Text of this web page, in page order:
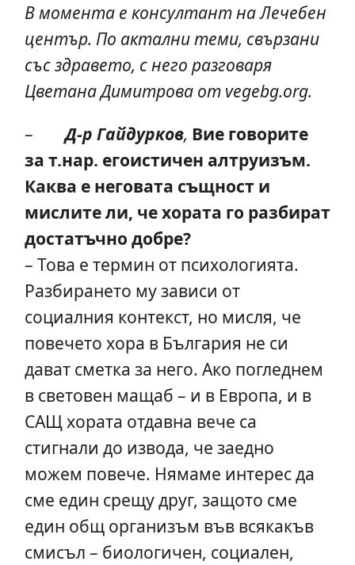
В момента е консултант на Лечебен
център. По актални теми, свързани
със здравето, с него разговаря
Цветана Димитрова от vegebg.org.
–Д-р Гайдурков, Вие говорите
за т.нар. егоистичен алтруизъм.
Каква е неговата същност и
мислите ли, че хората го разбират
достатъчно добре?
– Това е термин от психологията.
Разбирането му зависи от
социалния контекст, но мисля, че
повечето хора в България не си
дават сметка за него. Ако погледнем
в световен мащаб – и в Европа, и в
САЩ хората отдавна вече са
стигнали до извода, че заедно
можем повече. Нямаме интерес да
сме един срещу друг, защото сме
един общ организъм във всякакъв
смисъл – биологичен, социален,